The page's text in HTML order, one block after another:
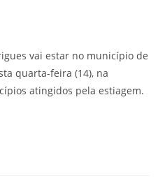
vai estar no município de
quarta-feira (14), na
atingidos pela estiagem.